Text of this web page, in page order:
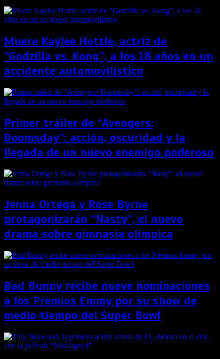
Muere Kaylee Hottle, actriz de
“Godzilla vs. Kong”, a los 18 años en un
accidente automovilístico
Primer tráiler de “Avengers:
Doomsday”: acción, oscuridad y la
llegada de un nuevo enemigo poderoso
Jenna Ortega y Rose Byrne
protagonizarán “Nasty”, el nuevo
drama sobre gimnasia olímpica
Bad Bunny recibe nueve nominaciones
a los Premios Emmy por su show de
medio tiempo del Super Bowl